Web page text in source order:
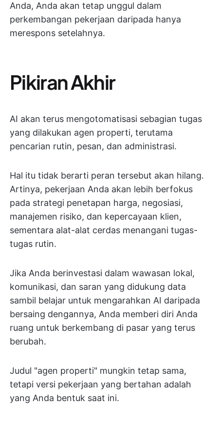
Anda, Anda akan tetap unggul dalam
perkembangan pekerjaan daripada hanya
merespons setelahnya.
Pikiran Akhir
AI akan terus mengotomatisasi sebagian tugas
yang dilakukan agen properti, terutama
pencarian rutin, pesan, dan administrasi.
Hal itu tidak berarti peran tersebut akan hilang.
Artinya, pekerjaan Anda akan lebih berfokus
pada strategi penetapan harga, negosiasi,
manajemen risiko, dan kepercayaan klien,
sementara alat-alat cerdas menangani tugas-
tugas rutin.
Jika Anda berinvestasi dalam wawasan lokal,
komunikasi, dan saran yang didukung data
sambil belajar untuk mengarahkan AI daripada
bersaing dengannya, Anda memberi diri Anda
ruang untuk berkembang di pasar yang terus
berubah.
Judul "agen properti" mungkin tetap sama,
tetapi versi pekerjaan yang bertahan adalah
yang Anda bentuk saat ini.